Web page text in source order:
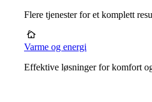
Flere tjenester for et komplett
Varme og energi
Effektive løsninger for komfort